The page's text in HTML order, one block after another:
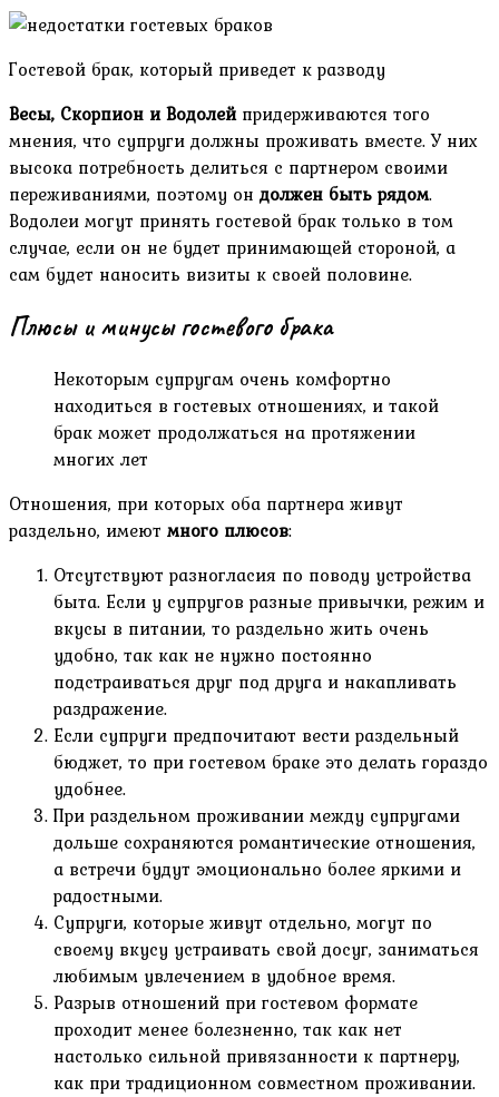
Гостевой брак, который приведет к разводу
Весы, Скорпион и Водолейпридерживаются того
мнения, что супруги должны проживать вместе. У них
высока потребность делиться с партнером своими
переживаниями, поэтому он должен быть рядом.
Водолеи могут принять гостевой брак только в том
случае, если он не будет принимающей стороной, а
сам будет наносить визиты к своей половине.
Плюсы и минусы гостевого брака
Некоторым супругам очень комфортно
находиться в гостевых отношениях, и такой
брак может продолжаться на протяжении
многих лет
Отношения, при которых оба партнера живут
раздельно, имеют много плюсов:
Отсутствуют разногласия по поводу устройства
быта. Если у супругов разные привычки, режим и
вкусы в питании, то раздельно жить очень
удобно, так как не нужно постоянно
подстраиваться друг под друга и накапливать
раздражение.
Если супруги предпочитают вести раздельный
бюджет, то при гостевом браке это делать гораздо
удобнее.
При раздельном проживании между супругами
дольше сохраняются романтические отношения,
а встречи будут эмоционально более яркими и
радостными.
Супруги, которые живут отдельно, могут по
своему вкусу устраивать свой досуг, заниматься
любимым увлечением в удобное время.
Разрыв отношений при гостевом формате
проходит менее болезненно, так как нет
настолько сильной привязанности к партнеру,
как при традиционном совместном проживании.